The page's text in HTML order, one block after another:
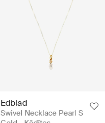
Edblad
Swivel Necklace Pearl S